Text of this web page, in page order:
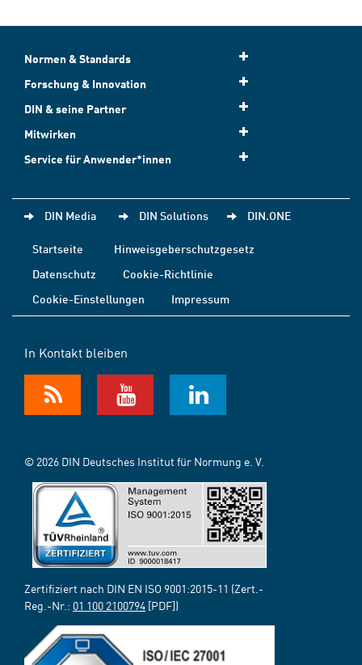
Normen & Standards
Forschung & Innovation
DIN & seine Partner
Mitwirken
Service für Anwender*innen
DIN Media DIN Solutions DIN.ONE
Startseite
Hinweisgeberschutzgesetz
Datenschutz
Cookie-Richtlinie
Cookie-Einstellungen
Impressum
In Kontakt bleiben
© 2026 DIN Deutsches Institut für Normung e. V.
Zertifiziert nach DIN EN ISO 9001:2015-11 (Zert.-
Reg.-Nr.: 01 100 2100794 [PDF])